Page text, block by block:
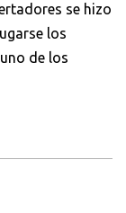
se hizo
los
de los